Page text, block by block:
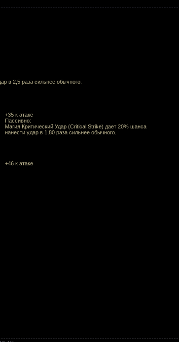
в 2,5 раза сильнее обычного.
+35 к атаке
Пассивно:
Магия Критический Удар (Critical Strike) дает 20% шанса
нанести удар в 1,80 раза сильнее обычного.
+46 к атаке